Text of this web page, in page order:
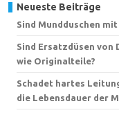
Neueste Beiträge
Sind Mundduschen
Sind Ersatzdüsen
wie Originalteile?
Schadet hartes
die Lebensdauer der